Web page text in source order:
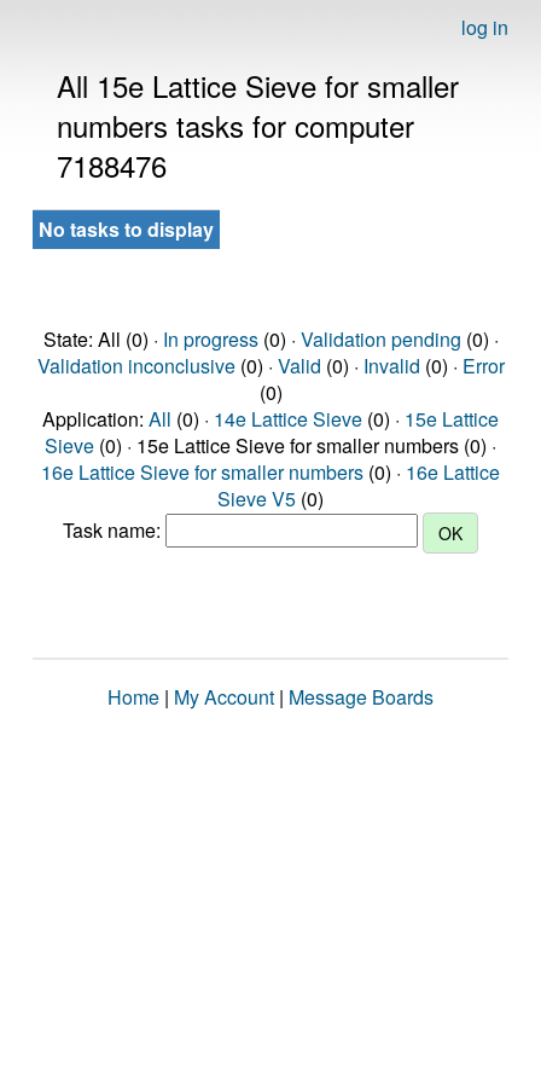
log in
All 15e Lattice Sieve for smaller
numbers tasks for computer
7188476
No tasks to display
State: All (0) · In progress(0) · Validation pending (0) ·
Validation inconclusive(0) · Valid (0) · Invalid (0) · Error
(0)
Application: All (0) · 14e Lattice Sieve (0) · 15e Lattice
Sieve (0) · 15e Lattice Sieve for smaller numbers (0) ·
16e Lattice Sieve for smaller numbers (0) · 16e Lattice
Sieve V5 (0)
Task name:
Home | My Account | Message Boards